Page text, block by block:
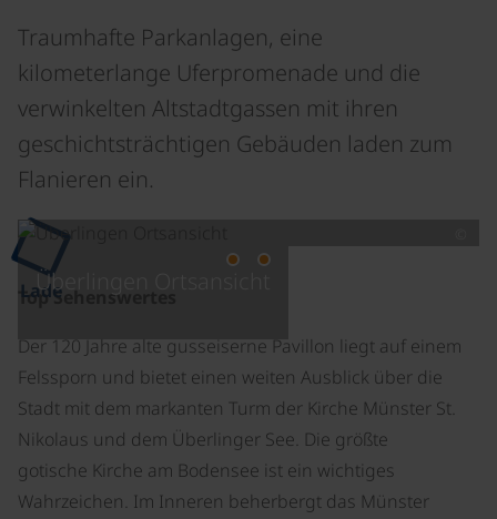
Traumhafte Parkanlagen, eine
kilometerlange Uferpromenade und die
verwinkelten Altstadtgassen mit ihren
geschichtsträchtigen Gebäuden laden zum
Flanieren ein.
Überlingen Ortsansicht
Lade
Top Sehenswertes
Der 120 Jahre alte gusseiserne Pavillon liegt auf einem
Felssporn und bietet einen weiten Ausblick über die
Stadt mit dem markanten Turm der Kirche Münster St.
Nikolaus und dem Überlinger See. Die größte
gotische Kirche am Bodensee ist ein wichtiges
Wahrzeichen. Im Inneren beherbergt das Münster